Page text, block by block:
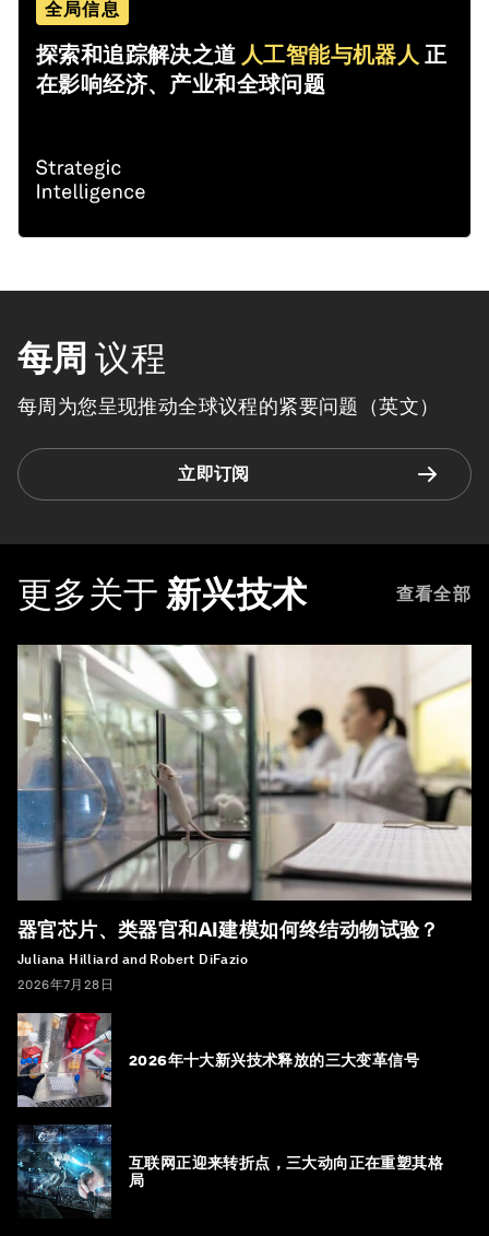
全局信息
探索和追踪解决之道 人工智能与机器人 正
在影响经济、产业和全球问题
每周 议程
每周为您呈现推动全球议程的紧要问题（英文）
立即订阅
更多关于 新兴技术 查看全部
器官芯片、类器官和AI建模如何终结动物试验？
Juliana Hilliard and Robert DiFazio
2026年7月28日
2026年十大新兴技术释放的三大变革信号
互联网正迎来转折点，三大动向正在重塑其格
局